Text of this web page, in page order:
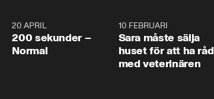
4:2320 APRIL
200 sekunder –
Normal
10 FEBRUARI
Sara måste sälja
huset för att ha råd
med veterinären